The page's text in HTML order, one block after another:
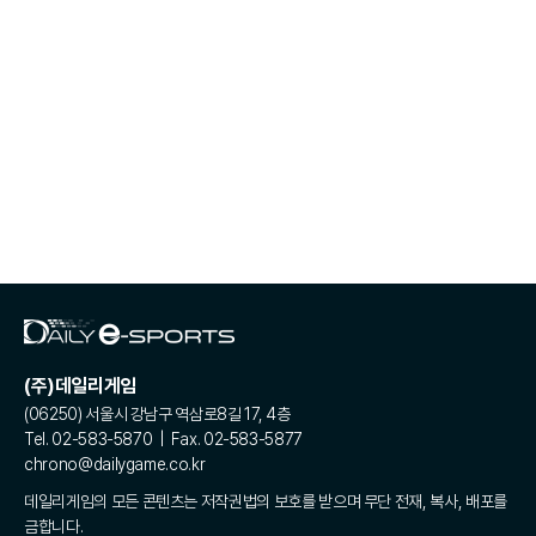
(주)데일리게임
(06250) 서울시 강남구 역삼로8길 17, 4층
Tel. 02-583-5870 | Fax. 02-583-5877
chrono@dailygame.co.kr
데일리게임의 모든 콘텐츠는 저작권법의 보호를 받으며 무단 전재, 복사, 배포를
금합니다.